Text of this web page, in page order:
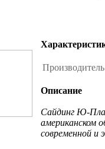
Производитель
Описание
Сайдинг Ю-
американском
современной и